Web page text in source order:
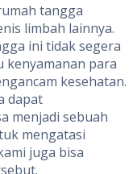
tangga
limbah lainnya.
ini tidak segera
kenyamanan para
kesehatan.
dapat
menjadi sebuah
mengatasi
juga bisa